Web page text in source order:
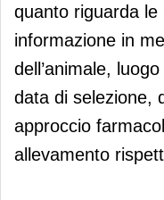
quanto riguarda
informazione in
dell’animale,
data di selezione,
approccio
allevamento